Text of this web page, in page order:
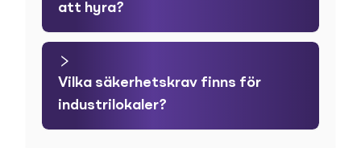
att hyra?
Vilka säkerhetskrav finns för
industrilokaler?